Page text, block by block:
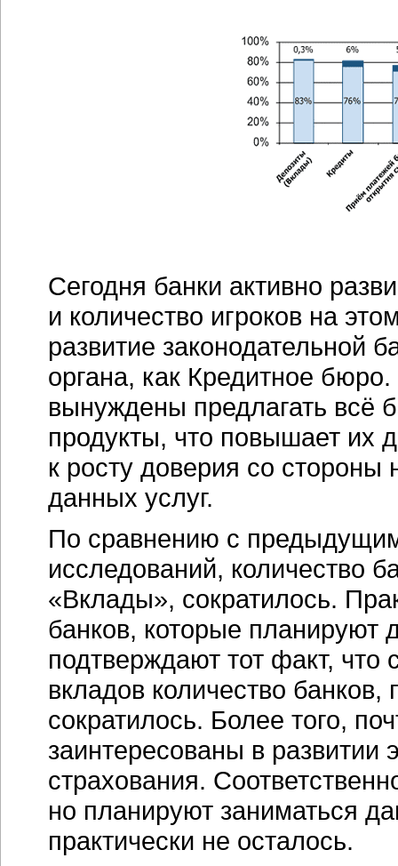
Сегодня банки активно
и количество игроков на
развитие законодательной
органа, как Кредитное
вынуждены предлагать всё
продукты, что повышает их
к росту доверия со стороны
данных услуг.
По сравнению с
исследований, количество
«Вклады», сократилось.
банков, которые планируют
подтверждают тот факт,
вкладов количество
сократилось. Более того,
заинтересованы в развитии
страхования.
но планируют заниматься
практически не осталось.